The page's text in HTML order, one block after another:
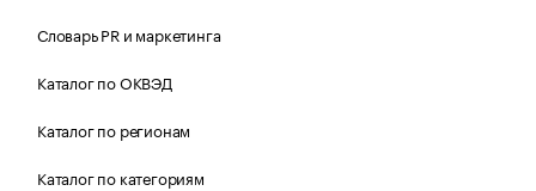
Словарь PR и маркетинга
Каталог по ОКВЭД
Каталог по регионам
Каталог по категориям